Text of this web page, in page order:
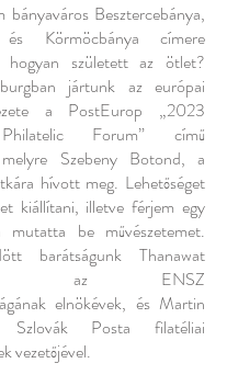
Besztercebánya,
és Körmöcbánya címere
született az ötlet?
jártunk az európai
a PostEurop „2023
Forum” című
Szebeny Botond, a
hívott meg. Lehetőséget
kiállítani, illetve férjem egy
mutatta be művészetemet.
barátságunk Thanawat
az ENSZ
elnökévek, és Martin
Posta filatéliai
vezetőjével.